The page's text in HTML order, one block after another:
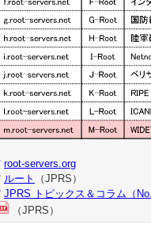
root-servers.org
ルート
（JPRS）
JPRS トピックス＆コラム（
（JPRS）